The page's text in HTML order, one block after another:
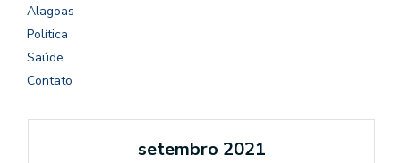
Alagoas
Política
Saúde
Contato
setembro 2021